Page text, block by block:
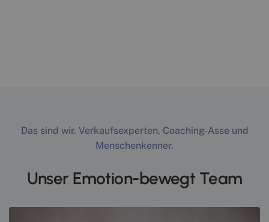
Das sind wir. Verkaufsexperten, Coaching-Asse und
Menschenkenner.
Unser Emotion-bewegt Team